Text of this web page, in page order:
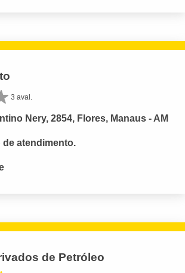
3 aval.
Nery, 2854, Flores, Manaus - AM
atendimento.
de Petróleo